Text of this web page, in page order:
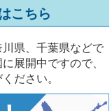
こちら
県、千葉県などで
展開中ですので、
ださい。